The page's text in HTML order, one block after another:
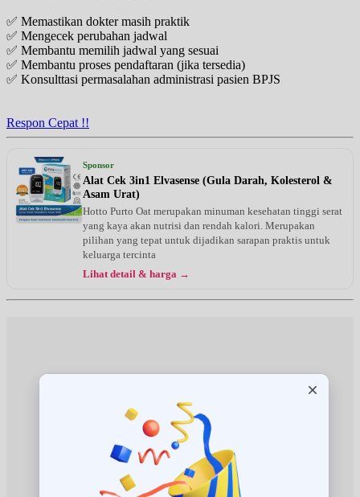
Senin, 17/08/2026
Jam 18:30 - 21:00
BPJS
Selasa, 18/08/2026
Jam 18:30 - 21:00
BPJS
Kamis, 20/08/2026
Jam 18:30 - 20:00
Jam 18:30 - 21:00
Jam 18:30 - 20:00
✅ Memastikan dokter masih praktik
✅ Mengecek perubahan jadwal
✅ Membantu memilih jadwal yang sesuai
✅ Membantu proses pendaftaran (jika tersedia)
✅ Konsulttasi permasalahan administrasi pasien BPJS
Respon Cepat !!
Sponsor
Alat Cek 3in1 Elvasense (Gula Darah, Kolesterol &
Asam Urat)
Hotto Purto Oat merupakan minuman kesehatan tinggi serat
yang kaya akan nutrisi dan rendah kalori. Merupakan
pilihan yang tepat untuk dijadikan sarapan praktis untuk
keluarga tercinta
Lihat detail & harga →